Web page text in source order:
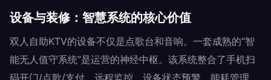
设备与装修：智慧系统的核心价值
双人自助KTV的设备不仅是点歌台和音响。一套成熟的“智
能无人值守系统”是运营的神经中枢。该系统整合了手机扫
码开门/点歌/支付、远程监控、设备状态预警、能耗管理、